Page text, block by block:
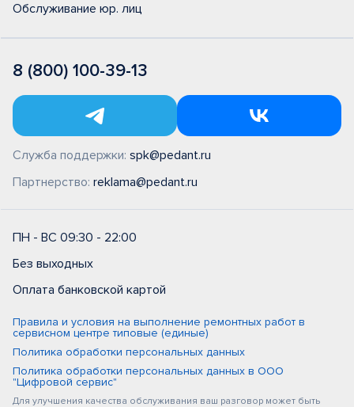
Обслуживание юр. лиц
8 (800) 100-39-13
Служба поддержки: spk@pedant.ru
Партнерство: reklama@pedant.ru
ПН - ВС 09:30 - 22:00
Без выходных
Оплата банковской картой
Правила и условия на выполнение ремонтных работ в
сервисном центре типовые (единые)
Политика обработки персональных данных
Политика обработки персональных данных в ООО
"Цифровой сервис"
Для улучшения качества обслуживания ваш разговор может быть